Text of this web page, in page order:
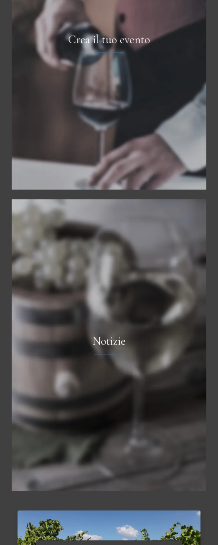
Crea il tuo evento
Notizie